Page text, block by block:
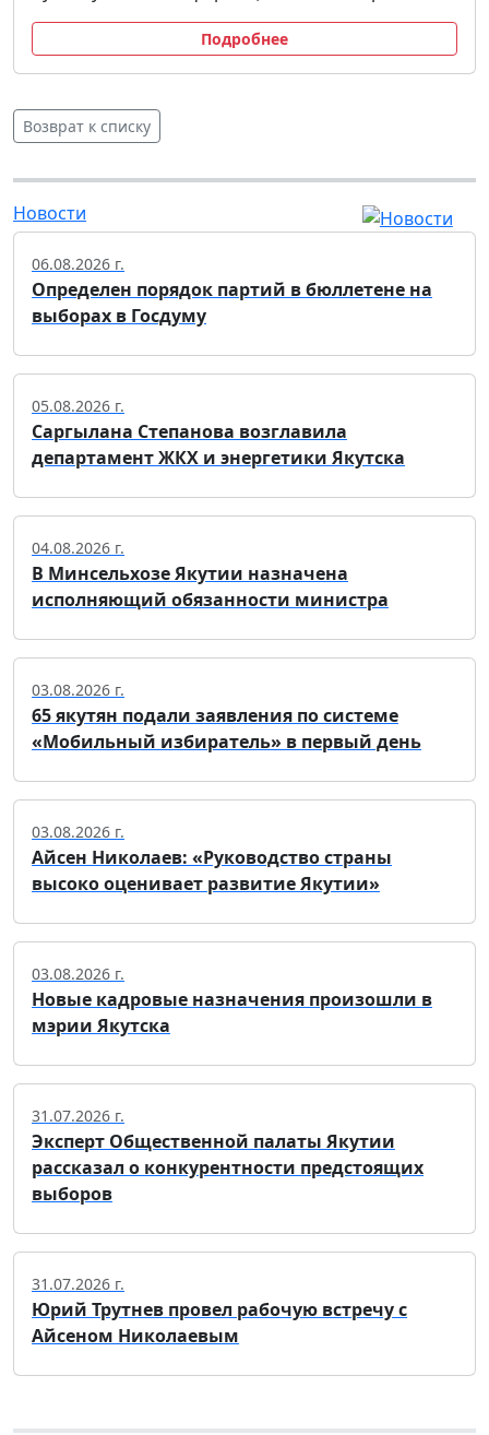
Подробнее
Возврат к списку
Новости
06.08.2026 г.
Определен порядок партий в бюллетене на
выборах в Госдуму
05.08.2026 г.
Саргылана Степанова возглавила
департамент ЖКХ и энергетики Якутска
04.08.2026 г.
В Минсельхозе Якутии назначена
исполняющий обязанности министра
03.08.2026 г.
65 якутян подали заявления по системе
«Мобильный избиратель» в первый день
03.08.2026 г.
Айсен Николаев: «Руководство страны
высоко оценивает развитие Якутии»
03.08.2026 г.
Новые кадровые назначения произошли в
мэрии Якутска
31.07.2026 г.
Эксперт Общественной палаты Якутии
рассказал о конкурентности предстоящих
выборов
31.07.2026 г.
Юрий Трутнев провел рабочую встречу с
Айсеном Николаевым